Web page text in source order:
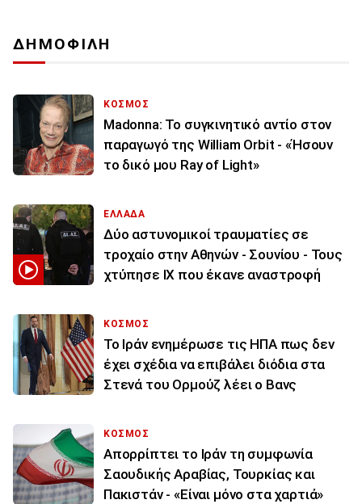
ΔΗΜΟΦΙΛΗ
ΚΟΣΜΟΣ
Madonna: Το συγκινητικό αντίο στον
παραγωγό της William Orbit - «Ήσουν
το δικό μου Ray of Light»
ΕΛΛΑΔΑ
Δύο αστυνομικοί τραυματίες σε
τροχαίο στην Αθηνών - Σουνίου - Τους
χτύπησε ΙΧ που έκανε αναστροφή
ΚΟΣΜΟΣ
To Ιράν ενημέρωσε τις ΗΠΑ πως δεν
έχει σχέδια να επιβάλει διόδια στα
Στενά του Ορμούζ λέει ο Βανς
ΚΟΣΜΟΣ
Απορρίπτει το Ιράν τη συμφωνία
Σαουδικής Αραβίας, Τουρκίας και
Πακιστάν - «Είναι μόνο στα χαρτιά»